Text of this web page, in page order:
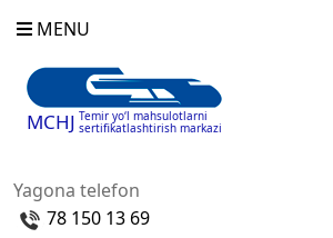
MENU
MCHJ Temir yo‘l mahsulotlarni
sertifikatlashtirish markazi
Yagona telefon
78 150 13 69